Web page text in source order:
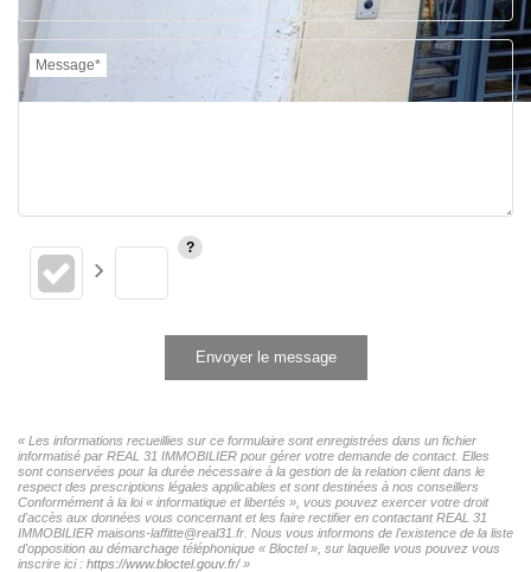
Message*
Envoyer le message
« Les informations recueillies sur ce formulaire sont enregistrées dans un fichier
informatisé par REAL 31 IMMOBILIER pour gérer votre demande de contact. Elles
sont conservées pour la durée nécessaire à la gestion de la relation client dans le
respect des prescriptions légales applicables et sont destinées à nos conseillers
Conformément à la loi « informatique et libertés », vous pouvez exercer votre droit
d'accès aux données vous concernant et les faire rectifier en contactant REAL 31
IMMOBILIER maisons-laffitte@real31.fr. Nous vous informons de l'existence de la liste
d'opposition au démarchage téléphonique « Bloctel », sur laquelle vous pouvez vous
inscrire ici : https://www.bloctel.gouv.fr/»